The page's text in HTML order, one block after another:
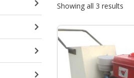
Showing all 3 results